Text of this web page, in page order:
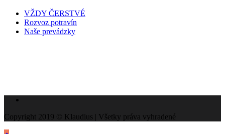
VŽDY ČERSTVÉ
Rozvoz potravín
Naše prevádzky
Copyright 2019 © Klaudius | Všetky práva vyhradené